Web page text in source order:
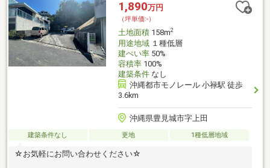
1,890万円
（坪単価:-）
土地面積158m2
用途地域１種低層
建ぺい率50%
容積率100%
建築条件なし
沖縄都市モノレール 小禄駅 徒歩
3.6km
沖縄県豊見城市字上田
建築条件なし 更地 1種低層地域
☆お気軽にお問い合わせください☆